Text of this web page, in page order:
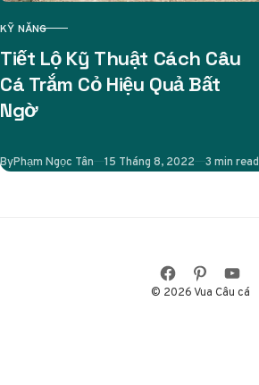
CATEGORY
KỸ NĂNG
Tiết Lộ Kỹ Thuật Cách Câu
Cá Trắm Cỏ Hiệu Quả Bất
Ngờ
ByPhạm Ngọc Tân Published
15 Tháng 8, 2022 3 min read
© 2026 Vua Câu cá